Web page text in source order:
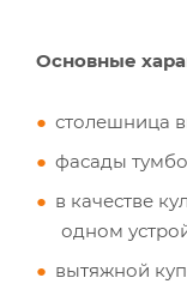
Основные
столешница
фасады
в качестве
одном
вытяжной